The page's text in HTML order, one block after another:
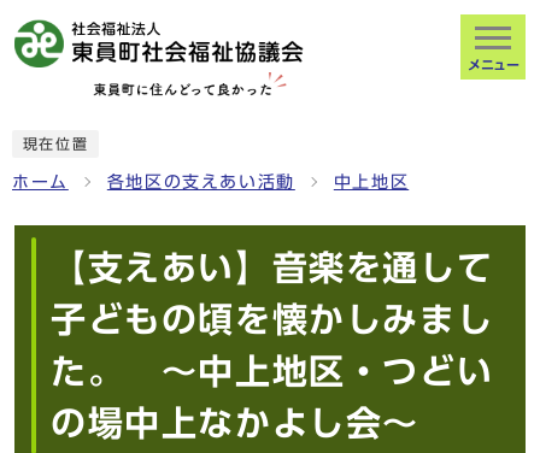
メニュー
現在位置
ホーム 各地区の支えあい活動 中上地区
【支えあい】音楽を通して
子どもの頃を懐かしみまし
た。 ～中上地区・つどい
の場中上なかよし会～